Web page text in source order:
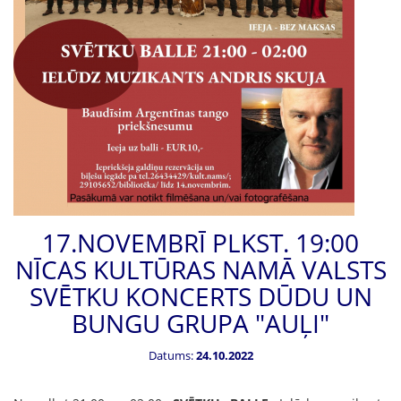
17.NOVEMBRĪ PLKST. 19:00
NĪCAS KULTŪRAS NAMĀ VALSTS
SVĒTKU KONCERTS DŪDU UN
BUNGU GRUPA "AUĻI"
Datums:24.10.2022